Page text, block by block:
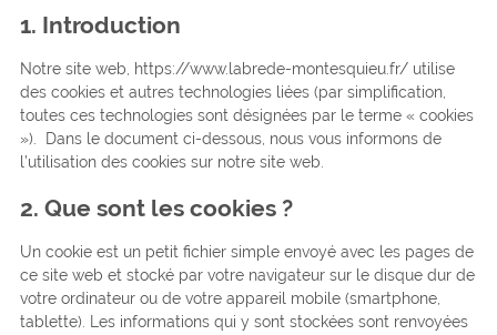
1. Introduction
Notre site web, https://www.labrede-montesquieu.fr/ utilise
des cookies et autres technologies liées (par simplification,
toutes ces technologies sont désignées par le terme « cookies
»). Dans le document ci-dessous, nous vous informons de
l’utilisation des cookies sur notre site web.
2. Que sont les cookies ?
Un cookie est un petit fichier simple envoyé avec les pages de
ce site web et stocké par votre navigateur sur le disque dur de
votre ordinateur ou de votre appareil mobile (smartphone,
tablette). Les informations qui y sont stockées sont renvoyées